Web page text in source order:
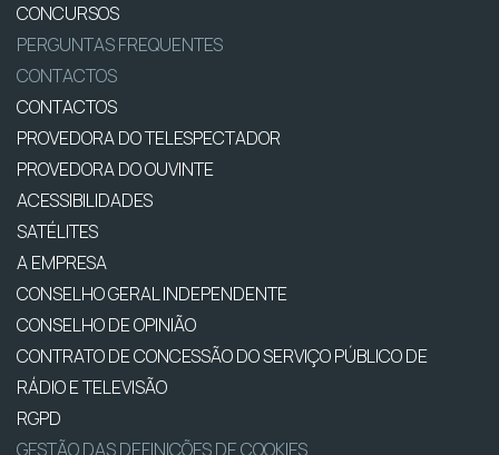
CONCURSOS
PERGUNTAS FREQUENTES
CONTACTOS
CONTACTOS
PROVEDORA DO TELESPECTADOR
PROVEDORA DO OUVINTE
ACESSIBILIDADES
SATÉLITES
A EMPRESA
CONSELHO GERAL INDEPENDENTE
CONSELHO DE OPINIÃO
CONTRATO DE CONCESSÃO DO SERVIÇO PÚBLICO DE
RÁDIO E TELEVISÃO
RGPD
GESTÃO DAS DEFINIÇÕES DE COOKIES